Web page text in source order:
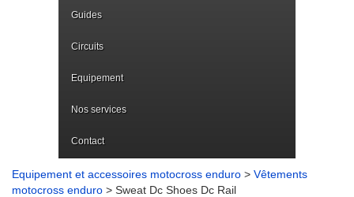
Guides
Circuits
Equipement
Nos services
Contact
Equipement et accessoires motocross enduro > Vêtements
motocross enduro > Sweat Dc Shoes Dc Rail